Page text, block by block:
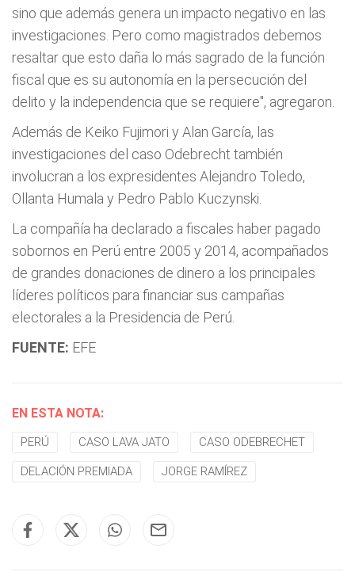
sino que además genera un impacto negativo en las
investigaciones. Pero como magistrados debemos
resaltar que esto daña lo más sagrado de la función
fiscal que es su autonomía en la persecución del
delito y la independencia que se requiere", agregaron.
Además de Keiko Fujimori y Alan García, las
investigaciones del caso Odebrecht también
involucran a los expresidentes Alejandro Toledo,
Ollanta Humala y Pedro Pablo Kuczynski.
La compañía ha declarado a fiscales haber pagado
sobornos en Perú entre 2005 y 2014, acompañados
de grandes donaciones de dinero a los principales
líderes políticos para financiar sus campañas
electorales a la Presidencia de Perú.
FUENTE: EFE
EN ESTA NOTA:
PERÚ CASO LAVA JATO CASO ODEBRECHET
DELACIÓN PREMIADA JORGE RAMÍREZ